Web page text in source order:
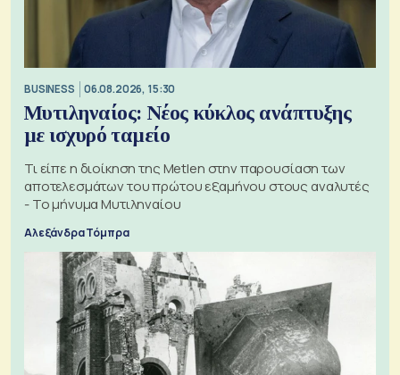
BUSINESS 06.08.2026, 15:30
Μυτιληναίος: Νέος κύκλος ανάπτυξης
με ισχυρό ταμείο
Τι είπε η διοίκηση της Metlen στην παρουσίαση των
αποτελεσμάτων του πρώτου εξαμήνου στους αναλυτές
- Το μήνυμα Μυτιληναίου
Αλεξάνδρα Τόμπρα